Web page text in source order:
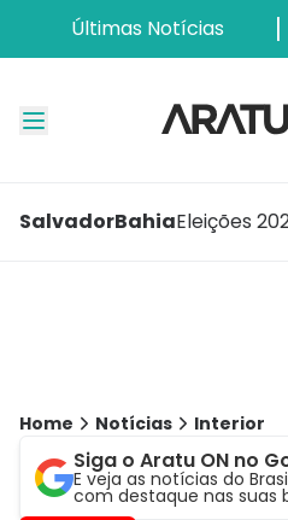
Últimas Notícias
SalvadorBahiaEleições
Home Notícias Interior
Siga o Aratu ON no
E veja as notícias do
com destaque nas suas